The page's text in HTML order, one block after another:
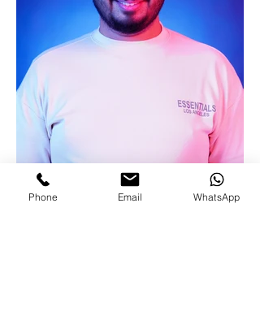
Phone Email WhatsApp